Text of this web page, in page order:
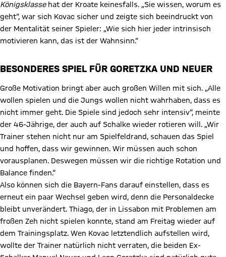
Königsklassehat der Kroate keinesfalls. „Sie wissen, worum es
geht“, war sich Kovac sicher und zeigte sich beeindruckt von
der Mentalität seiner Spieler: „Wie sich hier jeder intrinsisch
motivieren kann, das ist der Wahnsinn.“
BESONDERES SPIEL FÜR GORETZKA UND NEUER
Große Motivation bringt aber auch großen Willen mit sich. „Alle
wollen spielen und die Jungs wollen nicht wahrhaben, dass es
nicht immer geht. Die Spiele sind jedoch sehr intensiv“, meinte
der 46-Jährige, der auch auf Schalke wieder rotieren will. „Wir
Trainer stehen nicht nur am Spielfeldrand, schauen das Spiel
und hoffen, dass wir gewinnen. Wir müssen auch schon
vorausplanen. Deswegen müssen wir die richtige Rotation und
Balance finden.“
Also können sich die Bayern-Fans darauf einstellen, dass es
erneut ein paar Wechsel geben wird, denn die Personaldecke
bleibt unverändert. Thiago, der in Lissabon mit Problemen am
froßen Zeh nicht spielen konnte, stand am Freitag wieder auf
dem Trainingsplatz. Wen Kovac letztendlich aufstellen wird,
wollte der Trainer natürlich nicht verraten, die beiden Ex-